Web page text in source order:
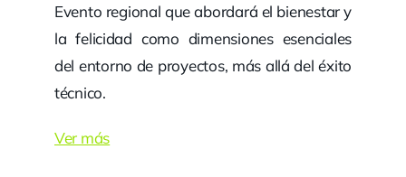
Evento regional que abordará el bienestar y
la felicidad como dimensiones esenciales
del entorno de proyectos, más allá del éxito
técnico.
Ver más